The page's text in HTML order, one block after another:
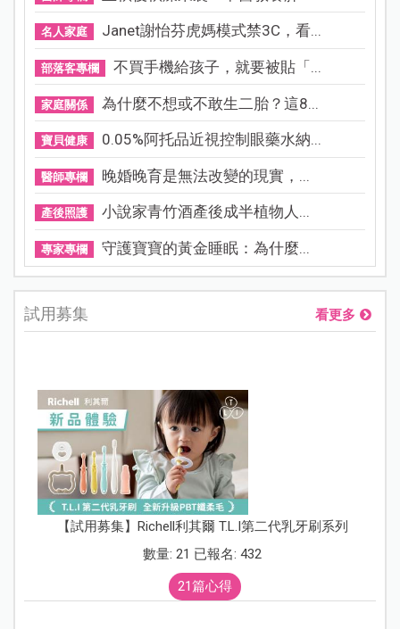
名人家庭 Janet謝怡芬虎媽模式禁3C，看...
部落客專欄 不買手機給孩子，就要被貼「...
家庭關係 為什麼不想或不敢生二胎？這8...
寶貝健康 0.05%阿托品近視控制眼藥水納...
醫師專欄 晚婚晚育是無法改變的現實，...
產後照護 小說家青竹酒產後成半植物人...
專家專欄 守護寶寶的黃金睡眠：為什麼...
試用募集 看更多
【試用募集】Richell利其爾 T.L.I第二代乳牙刷系列
數量: 21 已報名: 432
21篇心得